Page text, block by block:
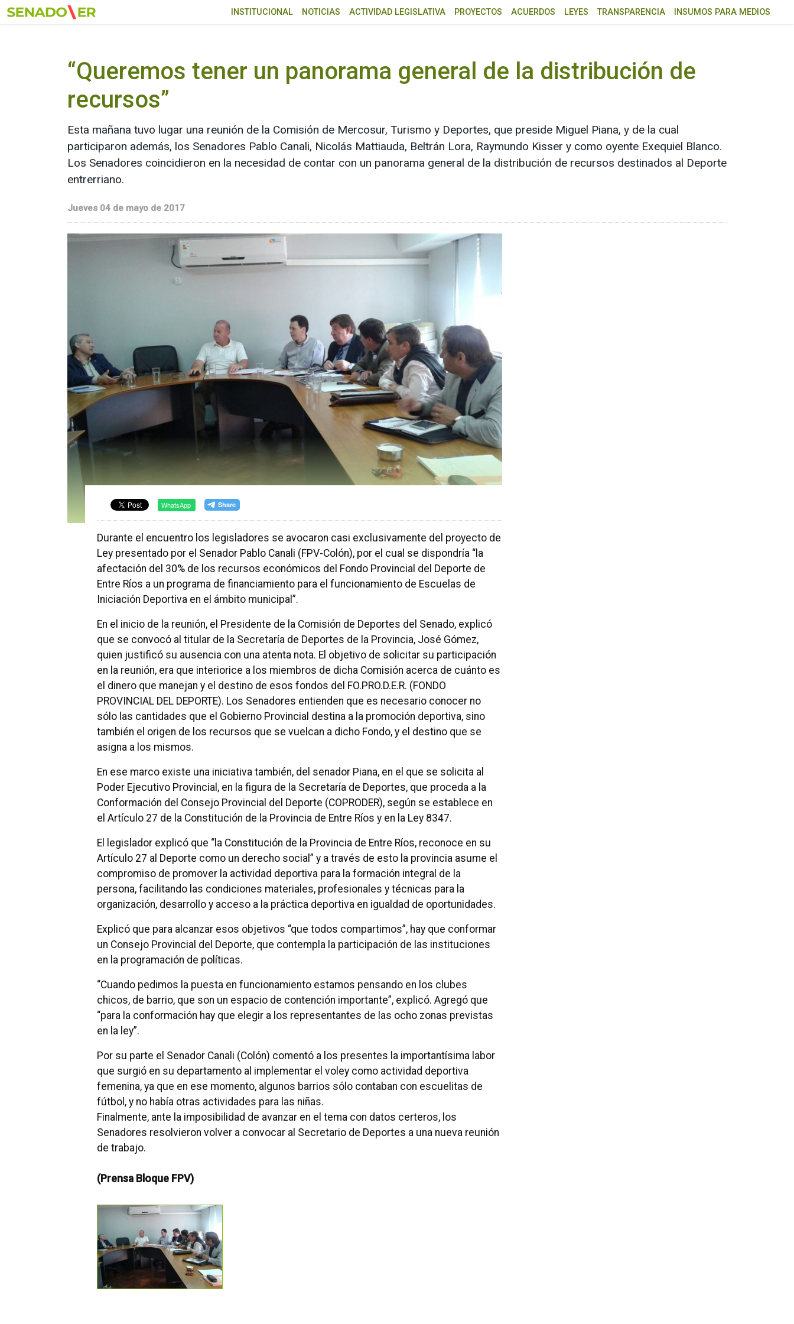
Ir al menú principal
INSTITUCIONAL NOTICIAS ACTIVIDAD LEGISLATIVA PROYECTOS ACUERDOS LEYES TRANSPARENCIA INSUMOS PARA MEDIOS
“Queremos tener un panorama general de la distribución de
recursos”
Esta mañana tuvo lugar una reunión de la Comisión de Mercosur, Turismo y Deportes, que preside Miguel Piana, y de la cual
participaron además, los Senadores Pablo Canali, Nicolás Mattiauda, Beltrán Lora, Raymundo Kisser y como oyente Exequiel Blanco.
Los Senadores coincidieron en la necesidad de contar con un panorama general de la distribución de recursos destinados al Deporte
entrerriano.
Jueves 04 de mayo de 2017
WhatsApp
Durante el encuentro los legisladores se avocaron casi exclusivamente del proyecto de
Ley presentado por el Senador Pablo Canali (FPV-Colón), por el cual se dispondría “la
afectación del 30% de los recursos económicos del Fondo Provincial del Deporte de
Entre Ríos a un programa de financiamiento para el funcionamiento de Escuelas de
Iniciación Deportiva en el ámbito municipal”.
En el inicio de la reunión, el Presidente de la Comisión de Deportes del Senado, explicó
que se convocó al titular de la Secretaría de Deportes de la Provincia, José Gómez,
quien justificó su ausencia con una atenta nota. El objetivo de solicitar su participación
en la reunión, era que interiorice a los miembros de dicha Comisión acerca de cuánto es
el dinero que manejan y el destino de esos fondos del FO.PRO.D.E.R. (FONDO
PROVINCIAL DEL DEPORTE). Los Senadores entienden que es necesario conocer no
sólo las cantidades que el Gobierno Provincial destina a la promoción deportiva, sino
también el origen de los recursos que se vuelcan a dicho Fondo, y el destino que se
asigna a los mismos.
En ese marco existe una iniciativa también, del senador Piana, en el que se solicita al
Poder Ejecutivo Provincial, en la figura de la Secretaría de Deportes, que proceda a la
Conformación del Consejo Provincial del Deporte (COPRODER), según se establece en
el Artículo 27 de la Constitución de la Provincia de Entre Ríos y en la Ley 8347.
El legislador explicó que “la Constitución de la Provincia de Entre Ríos, reconoce en su
Artículo 27 al Deporte como un derecho social” y a través de esto la provincia asume el
compromiso de promover la actividad deportiva para la formación integral de la
persona, facilitando las condiciones materiales, profesionales y técnicas para la
organización, desarrollo y acceso a la práctica deportiva en igualdad de oportunidades.
Explicó que para alcanzar esos objetivos “que todos compartimos”, hay que conformar
un Consejo Provincial del Deporte, que contempla la participación de las instituciones
en la programación de políticas.
“Cuando pedimos la puesta en funcionamiento estamos pensando en los clubes
chicos, de barrio, que son un espacio de contención importante”, explicó. Agregó que
“para la conformación hay que elegir a los representantes de las ocho zonas previstas
en la ley”.
Por su parte el Senador Canali (Colón) comentó a los presentes la importantísima labor
que surgió en su departamento al implementar el voley como actividad deportiva
femenina, ya que en ese momento, algunos barrios sólo contaban con escuelitas de
fútbol, y no había otras actividades para las niñas.
Finalmente, ante la imposibilidad de avanzar en el tema con datos certeros, los
Senadores resolvieron volver a convocar al Secretario de Deportes a una nueva reunión
de trabajo.
(Prensa Bloque FPV)